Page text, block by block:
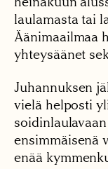
laulamasta tai
Äänimaailmaa
yhteysäänet
Juhannuksen
vielä helposti
ensimmäisenä
enää